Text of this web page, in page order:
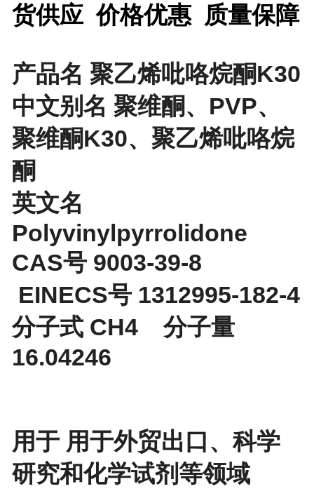
货供应 价格优惠 质量保障
产品名 聚乙烯吡咯烷酮K30
中文别名 聚维酮、PVP、
聚维酮K30、聚乙烯吡咯烷
酮
英文名
Polyvinylpyrrolidone
CAS号 9003-39-8
EINECS号 1312995-182-4
分子式 CH4 分子量
16.04246
用于 用于外贸出口、科学
研究和化学试剂等领域